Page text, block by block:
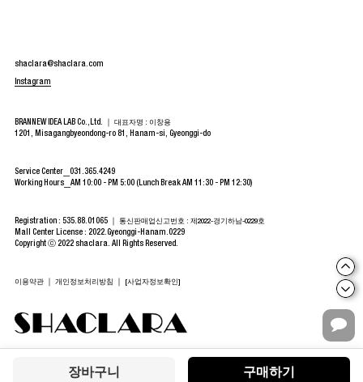
장바구니 구매하기
shaclara@shaclara.com
Instagram
BRANNEW IDEA LAB Co.,Ltd. ｜ 대표자명 : 이창용
1201, Misagangbyeondong-ro 81, Hanam-si, Gyeonggi-do
Service Center
031.365.4249
Working Hours
AM 10:00 - PM 5:00 (Lunch Break AM 11:30 - PM 12:30)
Registration : 535.88.01065 ｜ 통신판매업신고번호 : 제2022-경기하남-0229호
Mall Center License : 2022.Gyeonggi-Hanam.0229
Copyright ⓒ 2022 shaclara. All Rights Reserved.
이용약관 개인정보처리방침 [사업자정보확인]